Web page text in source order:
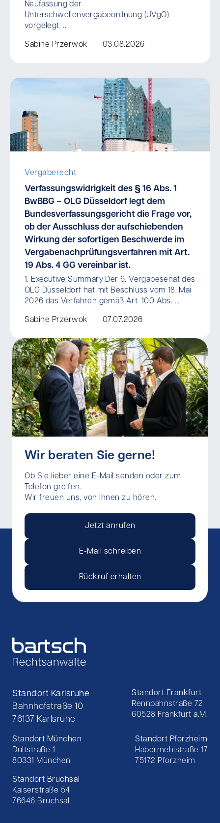
Neufassung der
Unterschwellenvergabeordnung (UVgO)
vorgelegt. ...
Sabine Przerwok 03.08.2026
Vergaberecht
Verfassungswidrigkeit des § 16 Abs. 1
BwBBG – OLG Düsseldorf legt dem
Bundesverfassungsgericht die Frage vor,
ob der Ausschluss der aufschiebenden
Wirkung der sofortigen Beschwerde im
Vergabenachprüfungsverfahren mit Art.
19 Abs. 4 GG vereinbar ist.
1. Executive Summary Der 6. Vergabesenat des
OLG Düsseldorf hat mit Beschluss vom 18. Mai
2026 das Verfahren gemäß Art. 100 Abs. ...
Sabine Przerwok 07.07.2026
Wir beraten Sie gerne!
Ob Sie lieber eine E-Mail senden oder zum
Telefon greifen.
Wir freuen uns, von Ihnen zu hören.
Jetzt anrufen
E-Mail schreiben
Rückruf erhalten
Standort Karlsruhe
Bahnhofstraße 10
76137 Karlsruhe
Standort Frankfurt
Rennbahnstraße 72
60528 Frankfurt a.M.
Standort München
Dultstraße 1
80331 München
Standort Pforzheim
Habermehlstraße 17
75172 Pforzheim
Standort Bruchsal
Kaiserstraße 54
76646 Bruchsal